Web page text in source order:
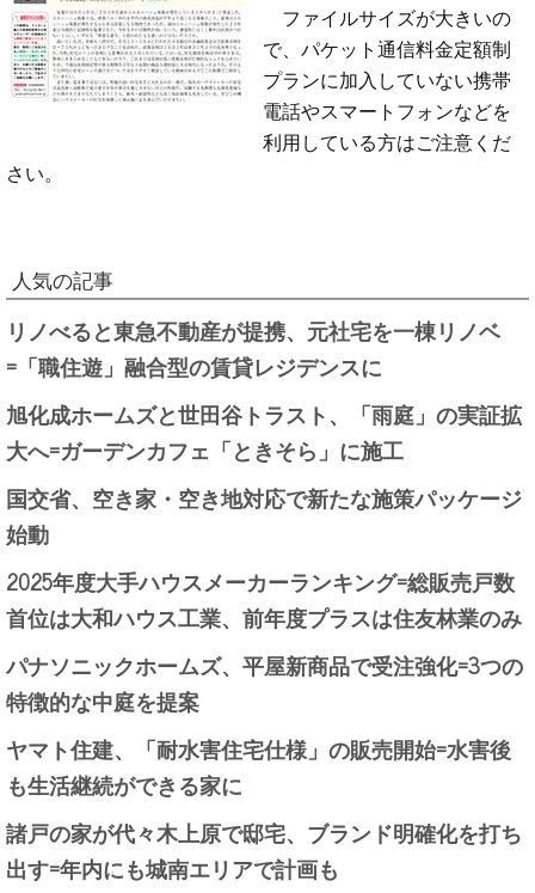
ファイルサイズが大きいの
で、パケット通信料金定額制
プランに加入していない携帯
電話やスマートフォンなどを
利用している方はご注意くだ
さい。
人気の記事
リノべると東急不動産が提携、元社宅を一棟リノベ
=「職住遊」融合型の賃貸レジデンスに
旭化成ホームズと世田谷トラスト、「雨庭」の実証拡
大へ=ガーデンカフェ「ときそら」に施工
国交省、空き家・空き地対応で新たな施策パッケージ
始動
2025年度大手ハウスメーカーランキング=総販売戸数
首位は大和ハウス工業、前年度プラスは住友林業のみ
パナソニックホームズ、平屋新商品で受注強化=3つの
特徴的な中庭を提案
ヤマト住建、「耐水害住宅仕様」の販売開始=水害後
も生活継続ができる家に
諸戸の家が代々木上原で邸宅、ブランド明確化を打ち
出す=年内にも城南エリアで計画も